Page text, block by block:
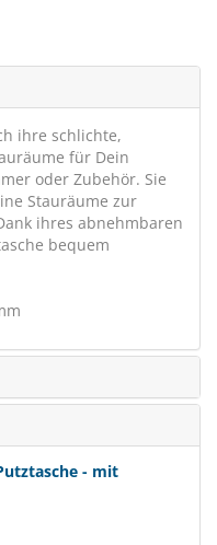
ihre schlichte,
für Dein
oder Zubehör. Sie
Stauräume zur
ihres abnehmbaren
bequem
- mit